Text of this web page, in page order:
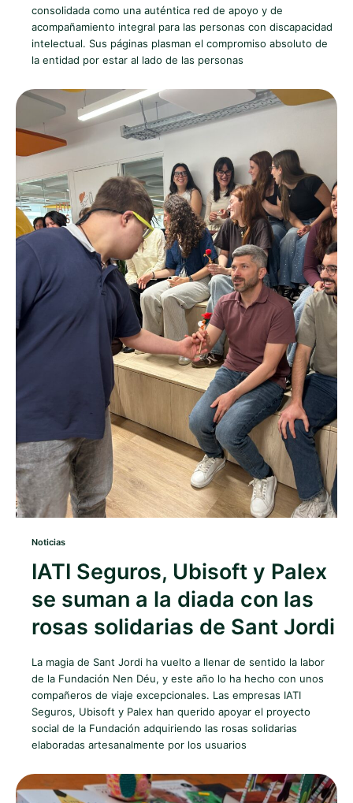
consolidada como una auténtica red de apoyo y de
acompañamiento integral para las personas con discapacidad
intelectual. Sus páginas plasman el compromiso absoluto de
la entidad por estar al lado de las personas
Noticias
IATI Seguros, Ubisoft y Palex
se suman a la diada con las
rosas solidarias de Sant Jordi
La magia de Sant Jordi ha vuelto a llenar de sentido la labor
de la Fundación Nen Déu, y este año lo ha hecho con unos
compañeros de viaje excepcionales. Las empresas IATI
Seguros, Ubisoft y Palex han querido apoyar el proyecto
social de la Fundación adquiriendo las rosas solidarias
elaboradas artesanalmente por los usuarios